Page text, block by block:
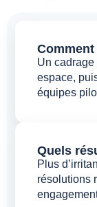
Un cadrage
espace,
équipes
Quels
Plus
résolutions